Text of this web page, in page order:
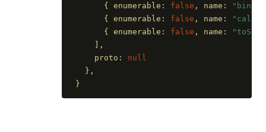
      {
enumerable : false , name : "bind"
      {
enumerable : false , name : "call"
      {
enumerable : false , name :
    ],
    proto:
null
  },
}